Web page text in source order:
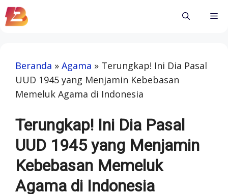
Skip
to
Beranda » Agama » Terungkap! Ini Dia Pasal
UUD 1945 yang Menjamin Kebebasan
Memeluk Agama di Indonesia
Terungkap! Ini Dia Pasal
UUD 1945 yang Menjamin
Kebebasan Memeluk
Agama di Indonesia